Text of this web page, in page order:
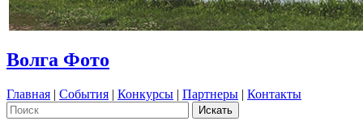
Волга Фото
Главная | События | Конкурсы | Партнеры | Контакты